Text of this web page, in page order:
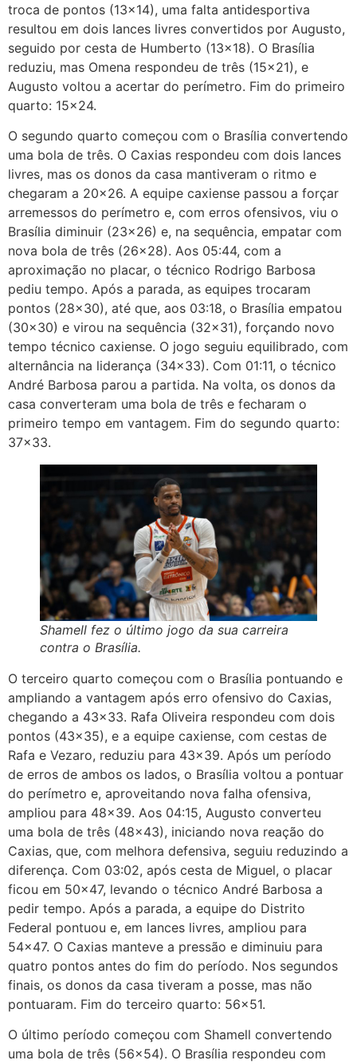
troca de pontos (13×14), uma falta antidesportiva
resultou em dois lances livres convertidos por Augusto,
seguido por cesta de Humberto (13×18). O Brasília
reduziu, mas Omena respondeu de três (15×21), e
Augusto voltou a acertar do perímetro. Fim do primeiro
quarto: 15×24.
O segundo quarto começou com o Brasília convertendo
uma bola de três. O Caxias respondeu com dois lances
livres, mas os donos da casa mantiveram o ritmo e
chegaram a 20×26. A equipe caxiense passou a forçar
arremessos do perímetro e, com erros ofensivos, viu o
Brasília diminuir (23×26) e, na sequência, empatar com
nova bola de três (26×28). Aos 05:44, com a
aproximação no placar, o técnico Rodrigo Barbosa
pediu tempo. Após a parada, as equipes trocaram
pontos (28×30), até que, aos 03:18, o Brasília empatou
(30×30) e virou na sequência (32×31), forçando novo
tempo técnico caxiense. O jogo seguiu equilibrado, com
alternância na liderança (34×33). Com 01:11, o técnico
André Barbosa parou a partida. Na volta, os donos da
casa converteram uma bola de três e fecharam o
primeiro tempo em vantagem. Fim do segundo quarto:
37×33.
Shamell fez o último jogo da sua carreira
contra o Brasília.
O terceiro quarto começou com o Brasília pontuando e
ampliando a vantagem após erro ofensivo do Caxias,
chegando a 43×33. Rafa Oliveira respondeu com dois
pontos (43×35), e a equipe caxiense, com cestas de
Rafa e Vezaro, reduziu para 43×39. Após um período
de erros de ambos os lados, o Brasília voltou a pontuar
do perímetro e, aproveitando nova falha ofensiva,
ampliou para 48×39. Aos 04:15, Augusto converteu
uma bola de três (48×43), iniciando nova reação do
Caxias, que, com melhora defensiva, seguiu reduzindo a
diferença. Com 03:02, após cesta de Miguel, o placar
ficou em 50×47, levando o técnico André Barbosa a
pedir tempo. Após a parada, a equipe do Distrito
Federal pontuou e, em lances livres, ampliou para
54×47. O Caxias manteve a pressão e diminuiu para
quatro pontos antes do fim do período. Nos segundos
finais, os donos da casa tiveram a posse, mas não
pontuaram. Fim do terceiro quarto: 56×51.
O último período começou com Shamell convertendo
uma bola de três (56×54). O Brasília respondeu com